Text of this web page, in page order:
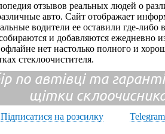
отзывов реальных людей о
авто. Сайт отображает
водители ее оставили где-либо
и добавляются ежедневно
нет настолько полного и
стеклоочистителя.
по автівці та
щітки
Підписатися на розсилку
Telegram